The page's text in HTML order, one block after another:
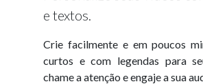
e textos.
Crie facilmente e em poucos
curtos e com legendas para
chame a atenção e engaje a sua